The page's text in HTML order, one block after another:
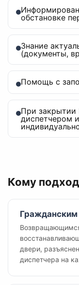
обстановке
Знание
(документы,
Помощь с
При закрытии
диспетчером
Кому
Гражданским
двери,
диспетчера на